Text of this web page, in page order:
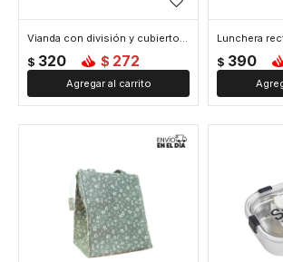
Vianda con división y cubiertos 17x16x8cm Cupcake - Rosado
$ 320 $ 272 $ 390